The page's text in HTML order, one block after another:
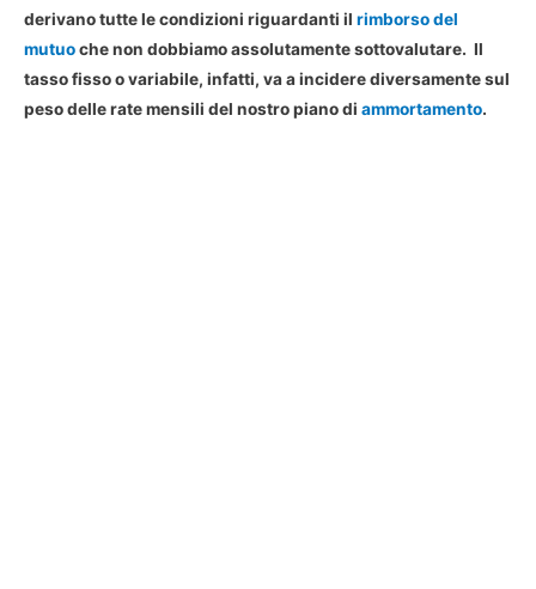
derivano tutte le condizioni riguardanti il rimborso del
mutuoche non dobbiamo assolutamente sottovalutare. Il
tasso fisso o variabile, infatti, va a incidere diversamente sul
peso delle rate mensili del nostro piano di ammortamento.